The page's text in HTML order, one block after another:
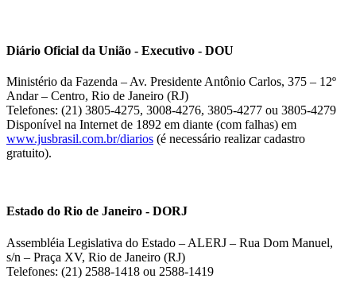
Diário Oficial da União - Executivo - DOU
Ministério da Fazenda – Av. Presidente Antônio Carlos, 375 – 12º
Andar – Centro, Rio de Janeiro (RJ)
Telefones: (21) 3805-4275, 3008-4276, 3805-4277 ou 3805-4279
Disponível na Internet de 1892 em diante (com falhas) em
www.jusbrasil.com.br/diarios (é necessário realizar cadastro
gratuito).
Estado do Rio de Janeiro - DORJ
Assembléia Legislativa do Estado – ALERJ – Rua Dom Manuel,
s/n – Praça XV, Rio de Janeiro (RJ)
Telefones: (21) 2588-1418 ou 2588-1419